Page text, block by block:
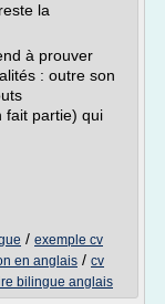
la
à prouver
: outre son
fait partie) qui
/ exemple cv
en anglais / cv
bilingue anglais